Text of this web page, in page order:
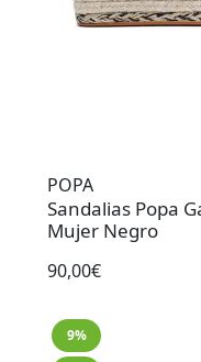
POPA
Sandalias Popa
Mujer Negro
90,00€
9%